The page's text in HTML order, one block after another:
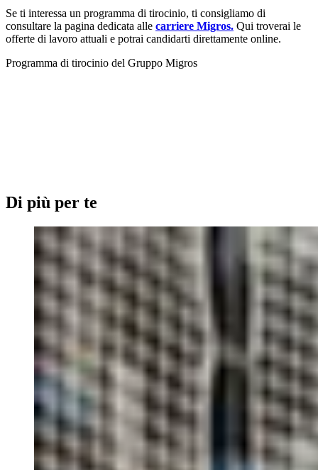
Se ti interessa un programma di tirocinio, ti consigliamo di
consultare la pagina dedicata alle carriere Migros. Qui troverai le
offerte di lavoro attuali e potrai candidarti direttamente online.
Programma di tirocinio del Gruppo Migros
Di più per te